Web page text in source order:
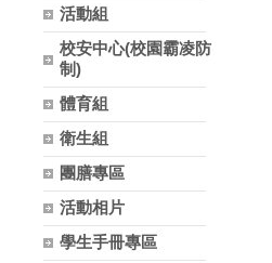
活動組
校安中心(校園霸凌防
制)
體育組
衛生組
團膳專區
活動相片
學生手冊專區